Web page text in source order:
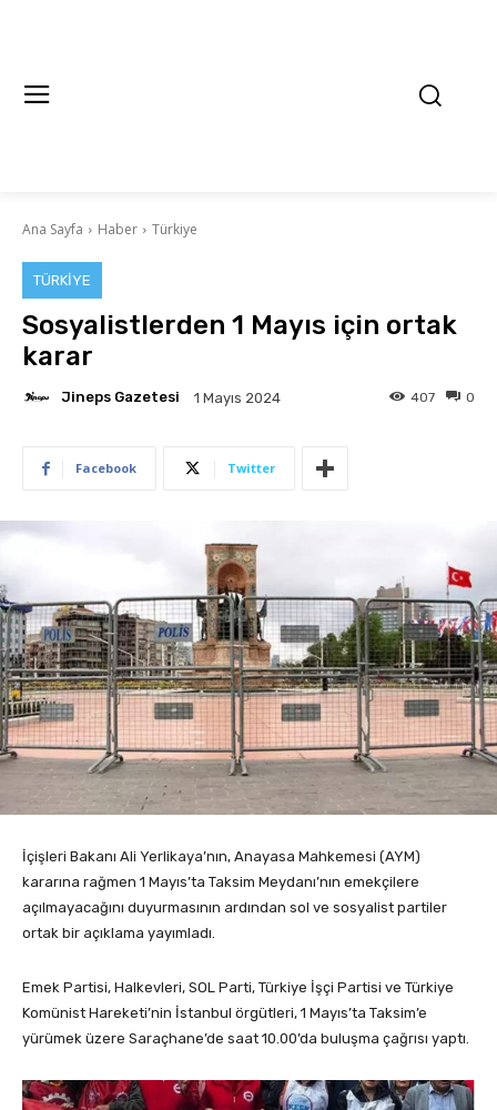
Ana Sayfa Haber Türkiye
TÜRKIYE
Sosyalistlerden 1 Mayıs için ortak
karar
Jineps Gazetesi 1 Mayıs 2024 0
407
Facebook Twitter
İçişleri Bakanı Ali Yerlikaya’nın, Anayasa Mahkemesi (AYM)
kararına rağmen 1 Mayıs’ta Taksim Meydanı’nın emekçilere
açılmayacağını duyurmasının ardından sol ve sosyalist partiler
ortak bir açıklama yayımladı.
Emek Partisi, Halkevleri, SOL Parti, Türkiye İşçi Partisi ve Türkiye
Komünist Hareketi’nin İstanbul örgütleri, 1 Mayıs’ta Taksim’e
yürümek üzere Saraçhane’de saat 10.00’da buluşma çağrısı yaptı.